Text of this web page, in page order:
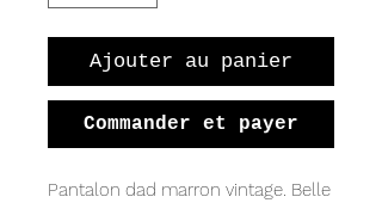
Ajouter au panier
Commander et payer
Pantalon dad marron vintage. Belle